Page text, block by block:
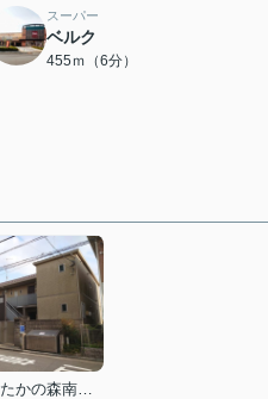
スーパー
ベルク
455ｍ（6分）
流山市おおたかの森南１丁目